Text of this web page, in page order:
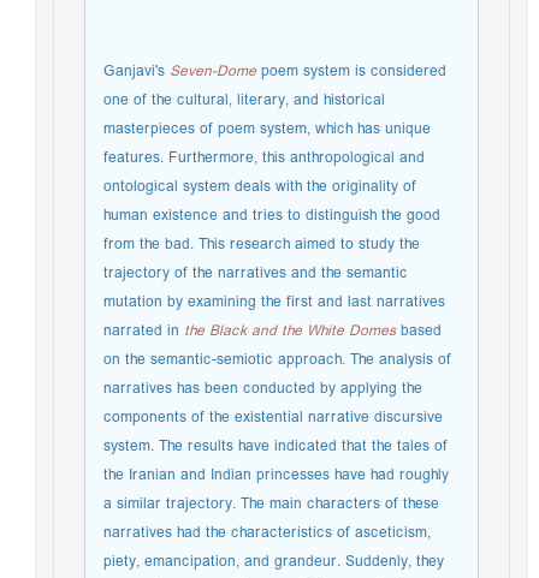
Ganjavi'sSeven-Domepoem system is considered
one of the cultural, literary, and historical
masterpieces of poem system, which has unique
features. Furthermore, this anthropological and
ontological system deals with the originality of
human existence and tries to distinguish the good
from the bad. This research aimed to study the
trajectory of the narratives and the semantic
mutation by examining the first and last narratives
narrated inthe Black and the White Domesbased
on the semantic-semiotic approach. The analysis of
narratives has been conducted by applying the
components of the existential narrative discursive
system. The results have indicated that the tales of
the Iranian and Indian princesses have had roughly
a similar trajectory. The main characters of these
narratives had the characteristics of asceticism,
piety, emancipation, and grandeur. Suddenly, they